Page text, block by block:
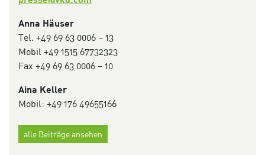
Anna Häuser
Tel. +49 69 63 0006 – 13
Mobil +49 1515 67732323
Fax +49 69 63 0006 – 10
Aina Keller
Mobil: +49 176 49655166
alle Beiträge ansehen